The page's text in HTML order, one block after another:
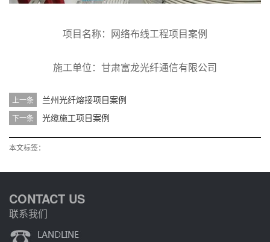
项目名称：网络布线工程项目案例
施工单位：甘肃富龙光纤通信有限公司
上一条 兰州光纤熔接项目案例
下一条 光缆施工项目案例
本文标签：
CONTACT US
联系我们